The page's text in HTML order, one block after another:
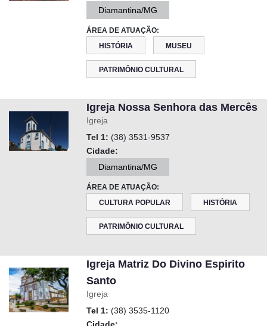
Diamantina/MG
ÁREA DE ATUAÇÃO:
HISTÓRIA
MUSEU
PATRIMÔNIO CULTURAL
Igreja Nossa Senhora das Mercês
Igreja
Tel 1: (38) 3531-9537
Cidade:
Diamantina/MG
ÁREA DE ATUAÇÃO:
CULTURA POPULAR
HISTÓRIA
PATRIMÔNIO CULTURAL
Igreja Matriz Do Divino Espirito
Santo
Igreja
Tel 1: (38) 3535-1120